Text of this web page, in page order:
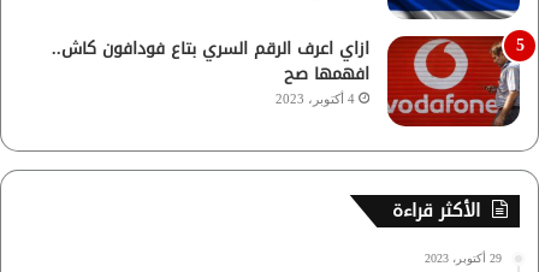
ازاي اعرف الرقم السري بتاع فودافون كاش..
افهمها صح
4 أكتوبر، 2023
الأكثر قراءة
29 أكتوبر، 2023